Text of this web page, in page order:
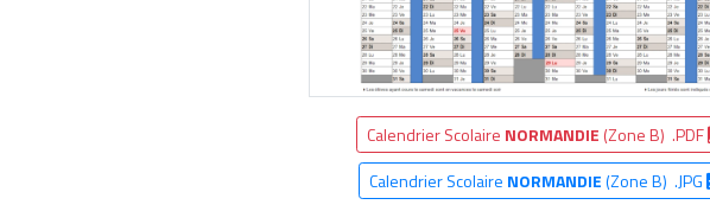
Calendrier Scolaire NORMANDIE (Zone B) .PDF
Calendrier Scolaire NORMANDIE(Zone B) .JPG